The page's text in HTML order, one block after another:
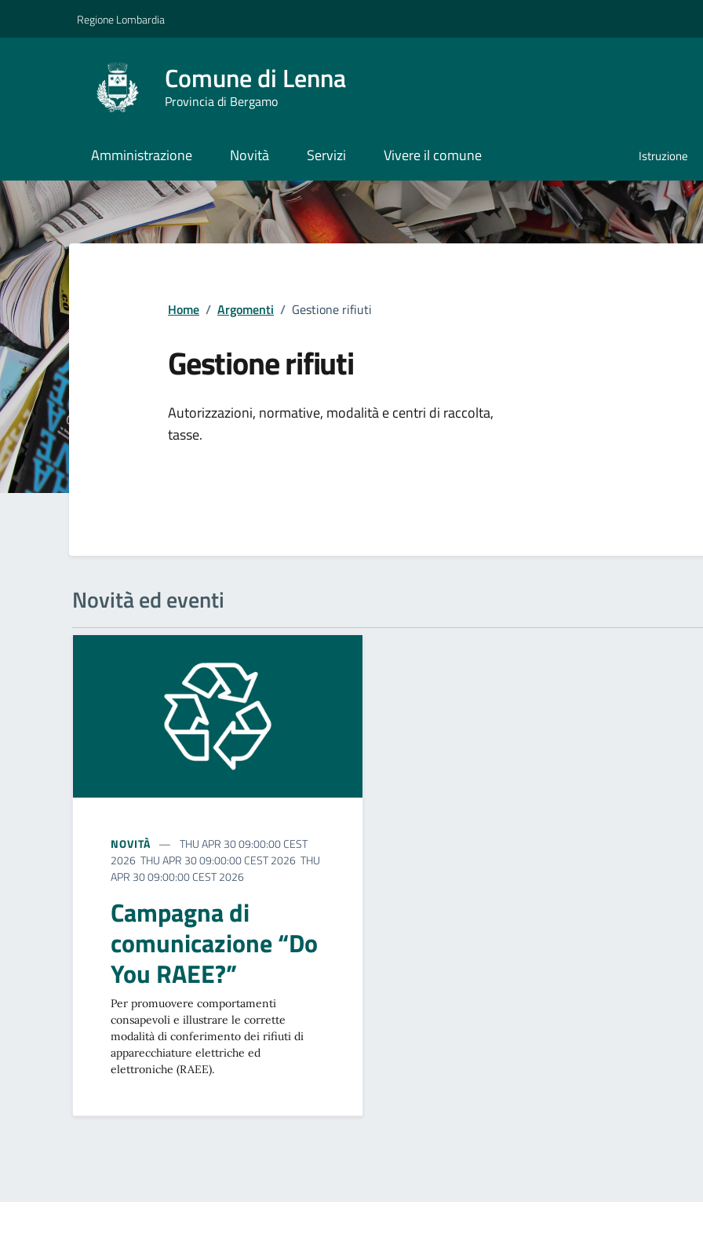
Regione Lombardia
Comune di Lenna
Provincia di Bergamo
Amministrazione Novità Servizi Vivere il comune Istruzione
Home / Argomenti / Gestione rifiuti
Gestione rifiuti
Dettagli della notizia
Autorizzazioni, normative, modalità e centri di raccolta,
tasse.
Novità ed eventi
NOVITÀ
THU APR 30 09:00:00 CEST
2026 THU APR 30 09:00:00 CEST 2026 THU
APR 30 09:00:00 CEST 2026
Campagna di
comunicazione “Do
You RAEE?”
Per promuovere comportamenti
consapevoli e illustrare le corrette
modalità di conferimento dei rifiuti di
apparecchiature elettriche ed
elettroniche (RAEE).